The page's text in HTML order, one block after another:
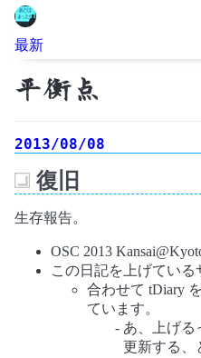
最新
平衡点
2013/08/08
復旧
生存報告。
OSC 2013
この日記を上げている
合わせて tDiary
ています。
あ、上げる
更新する、